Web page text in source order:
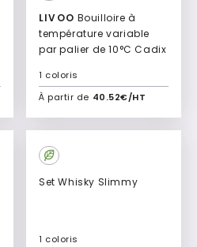
LIVOO
température variable
par palier de 10°C Cadix
À partir de 40.52€/HT
1 coloris
Ajouter à mon devis
Set Whisky Slimmy
1 coloris